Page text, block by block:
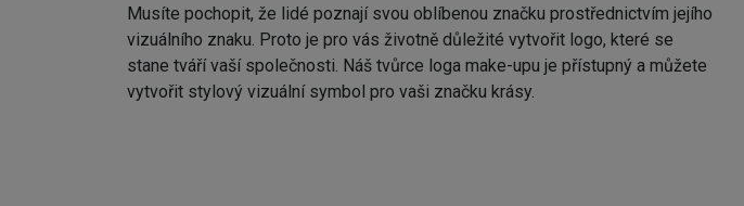
Musíte pochopit, že lidé poznají svou oblíbenou značku prostřednictvím jejího
vizuálního znaku. Proto je pro vás životně důležité vytvořit logo, které se
stane tváří vaší společnosti. Náš tvůrce loga make-upu je přístupný a můžete
vytvořit stylový vizuální symbol pro vaši značku krásy.